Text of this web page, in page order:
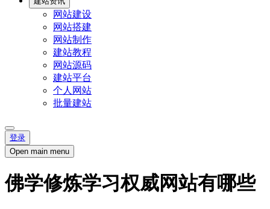
网站建设
网站搭建
网站制作
建站教程
网站源码
建站平台
个人网站
批量建站
登录
Open main menu
佛学修炼学习权威网站有哪些